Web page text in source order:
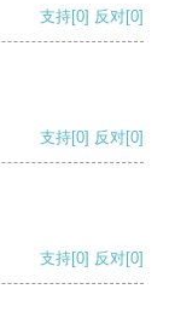
支持[0] 反对[0]
支持[0] 反对[0]
支持[0] 反对[0]